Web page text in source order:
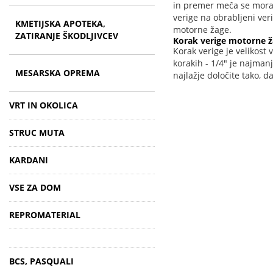
KMETIJSKA APOTEKA,
ZATIRANJE ŠKODLJIVCEV
MESARSKA OPREMA
VRT IN OKOLICA
STRUC MUTA
KARDANI
VSE ZA DOM
REPROMATERIAL
BCS, PASQUALI
in premer meča se
verige na obrabljeni
motorne žage.
Korak verige motorne
Korak verige je velikost
korakih - 1/4" je
najlažje določite tako,